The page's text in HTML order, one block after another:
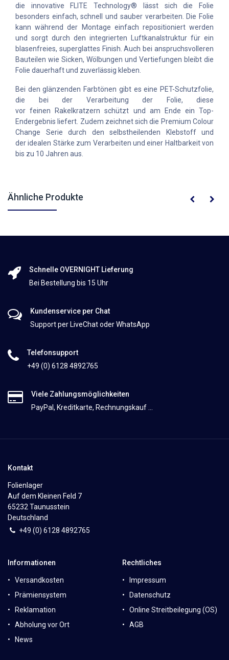
die innovative FLITE Technology® lässt sich die Folie
besonders einfach, schnell und sauber verarbeiten. Die Folie
kann während der Montage einfach repositioniert werden
und sorgt durch den integrierten Luftkanalstruktur für ein
blasenfreies, superglattes Finish. Auch bei anspruchsvolleren
Bauteilen wie Sicken, Wölbungen und Vertiefungen bleibt die
Folie dauerhaft und zuverlässig kleben.
Bei den glänzenden Farbtönen gibt es eine PET-Schutzfolie,
die bei der Verarbeitung der Folie, diese
vor feinen Rakelkratzern schützt und am Ende ein Top-
Endergebnis liefert. Zudem zeichnet sich die Premium Colour
Change Serie durch den selbstheilenden Klebstoff und
der idealen Stärke zum Verarbeiten und einer Haltbarkeit von
bis zu 10 Jahren aus.
Ähnliche Produkte
Schnelle OVERNIGHT Lieferung
Bei Bestellung bis 15 Uhr
Kundenservice per Chat
Support per LiveChat oder WhatsApp
Telefonsupport
+49 (0) 6128 4892765
Viele Zahlungsmöglichkeiten
PayPal, Kreditkarte, Rechnungskauf ...
Kontakt
Folienlager
Auf dem Kleinen Feld 7
65232 Taunusstein
Deutschland
+49 (0) 6128 4892765
Informationen
Versandkosten
Prämiensystem
Reklamation
Abholung vor Ort
News
Rechtliches
Impressum
Datenschutz
Online Streitbeilegung (OS)
AGB